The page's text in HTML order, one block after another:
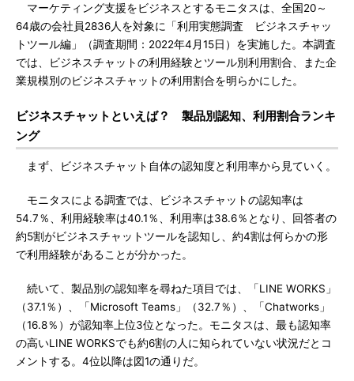
マーケティング支援をビジネスとするモニタスは、全国20～
64歳の会社員2836人を対象に「利用実態調査 ビジネスチャッ
トツール編」（調査期間：2022年4月15日）を実施した。本調査
では、ビジネスチャットの利用経験とツール別利用割合、また企
業規模別のビジネスチャットの利用割合を明らかにした。
ビジネスチャットといえば？ 製品別認知、利用割合ランキ
ング
まず、ビジネスチャット自体の認知度と利用率から見ていく。
モニタスによる調査では、ビジネスチャットの認知率は
54.7％、利用経験率は40.1％、利用率は38.6％となり、回答者の
約5割がビジネスチャットツールを認知し、約4割は何らかの形
で利用経験があることが分かった。
続いて、製品別の認知率を尋ねた項目では、「LINE WORKS」
（37.1％）、「Microsoft Teams」（32.7％）、「Chatworks」
（16.8％）が認知率上位3位となった。モニタスは、最も認知率
の高いLINE WORKSでも約6割の人に知られていない状況だとコ
メントする。4位以降は図1の通りだ。